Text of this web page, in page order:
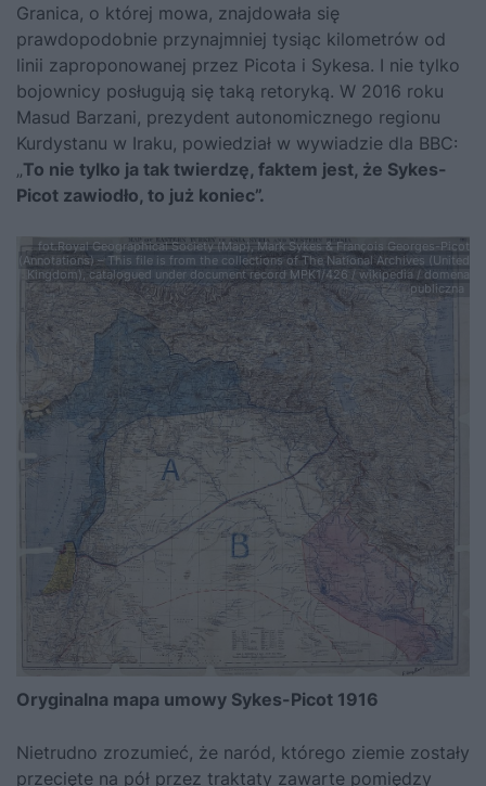
Granica, o której mowa, znaj­dowała się
prawdopodobnie przynajmniej tysiąc kilometrów od
linii za­proponowanej przez Picota i Sykesa. I nie tylko
bojownicy posługują się taką retoryką. W 2016 roku
Masud Barzani, prezydent autonomiczne­go regionu
Kurdystanu w Iraku, powiedział w wywiadzie dla BBC:
„To nie tylko ja tak twierdzę, faktem jest, że Sykes-
Picot zawiodło, to już koniec”.
fot.Royal Geographical Society (Map), Mark Sykes & François Georges-Picot
(Annotations) – This file is from the collections of The National Archives (United
Kingdom), catalogued under document record MPK1/426 / wikipedia / domena
publiczna
Oryginalna mapa umowy Sykes-Picot 1916
Nietrudno zrozumieć, że naród, którego ziemie zostały
przecięte na pół przez traktaty zawarte pomiędzy